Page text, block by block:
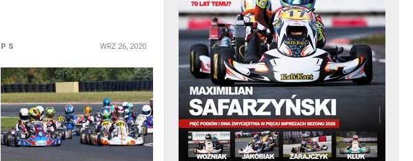
P S WRZ 26, 2020
READ MORE